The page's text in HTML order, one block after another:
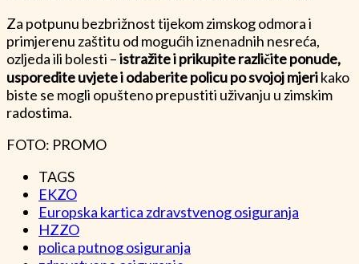
Za potpunu bezbrižnost tijekom zimskog odmora i
primjerenu zaštitu od mogućih iznenadnih nesreća,
ozljeda ili bolesti –istražite i prikupite različite ponude,
usporedite uvjete i odaberite policu po svojoj mjerikako
biste se mogli opušteno prepustiti uživanju u zimskim
radostima.
FOTO: PROMO
TAGS
EKZO
Europska kartica zdravstvenog osiguranja
HZZO
polica putnog osiguranja